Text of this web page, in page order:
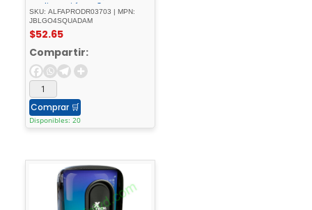
aplicación4.2 -
vatiosescuadrón
SKU: ALFAPRODR03703 | MPN:
JBLGO4SQUADAM
$52.65
Compartir:
Comprar 🛒
Disponibles: 20